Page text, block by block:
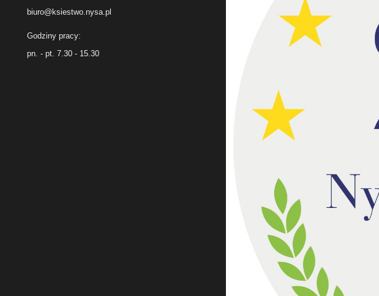
biuro@ksiestwo.nysa.pl
Godziny pracy:
pn. - pt. 7.30 - 15.30